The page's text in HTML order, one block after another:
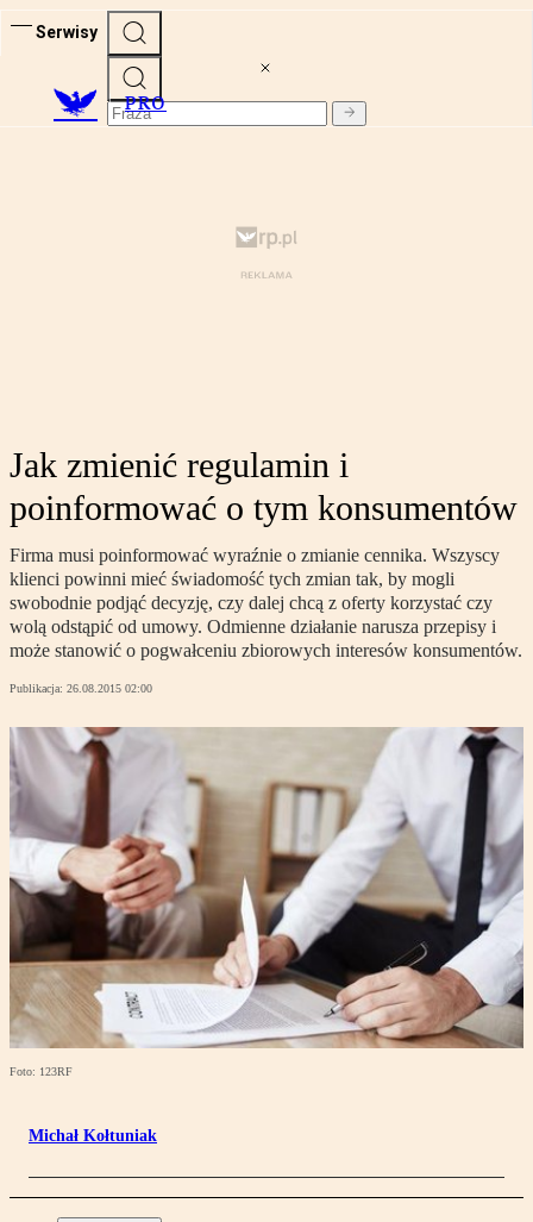
Serwisy
PRO
Jak zmienić regulamin i
poinformować o tym konsumentów
Firma musi poinformować wyraźnie o zmianie cennika. Wszyscy
klienci powinni mieć świadomość tych zmian tak, by mogli
swobodnie podjąć decyzję, czy dalej chcą z oferty korzystać czy
wolą odstąpić od umowy. Odmienne działanie narusza przepisy i
może stanowić o pogwałceniu zbiorowych interesów konsumentów.
Publikacja: 26.08.2015 02:00
Foto: 123RF
Michał Kołtuniak